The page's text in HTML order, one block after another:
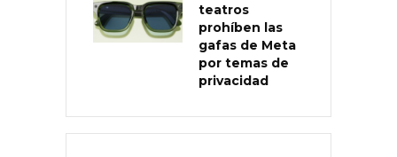
teatros
prohíben las
gafas de Meta
por temas de
privacidad